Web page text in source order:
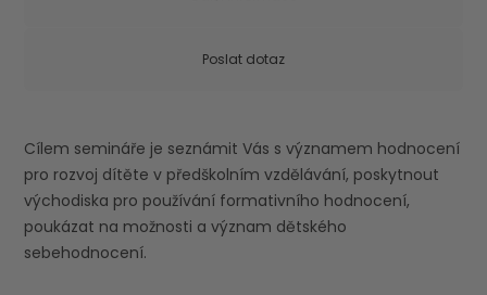
Poslat dotaz
Cílem semináře je seznámit Vás s významem hodnocení
pro rozvoj dítěte v předškolním vzdělávání, poskytnout
východiska pro používání formativního hodnocení,
poukázat na možnosti a význam dětského
sebehodnocení.